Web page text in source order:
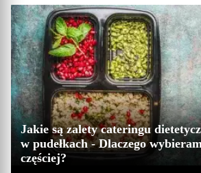
Jakie są zalety cateringu
w pudełkach - Dlaczego
częściej?